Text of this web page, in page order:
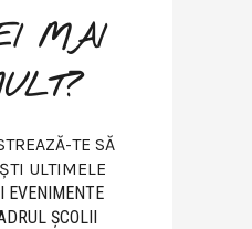
MAI
TE SĂ
ULTIMELE
EVENIMENTE
ŞCOLII